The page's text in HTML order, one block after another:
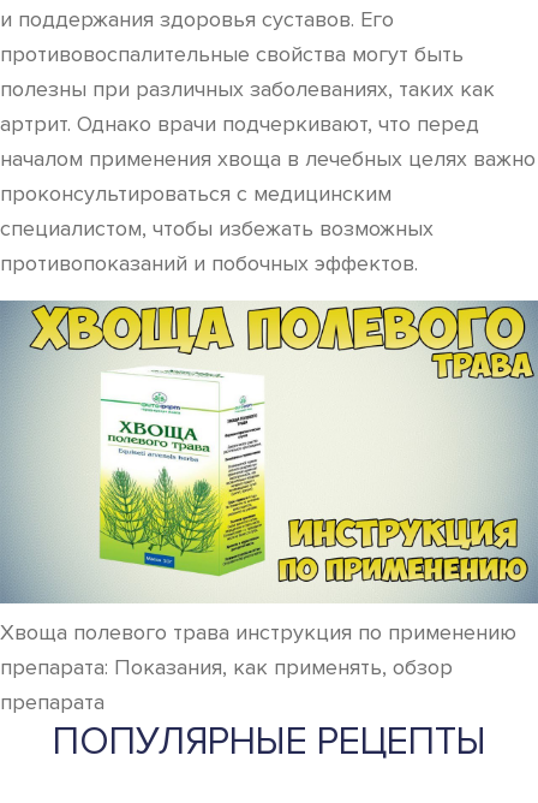
и поддержания здоровья суставов. Его
противовоспалительные свойства могут быть
полезны при различных заболеваниях, таких как
артрит. Однако врачи подчеркивают, что перед
началом применения хвоща в лечебных целях важно
проконсультироваться с медицинским
специалистом, чтобы избежать возможных
противопоказаний и побочных эффектов.
Хвоща полевого трава инструкция по применению
препарата: Показания, как применять, обзор
препарата
ПОПУЛЯРНЫЕ РЕЦЕПТЫ